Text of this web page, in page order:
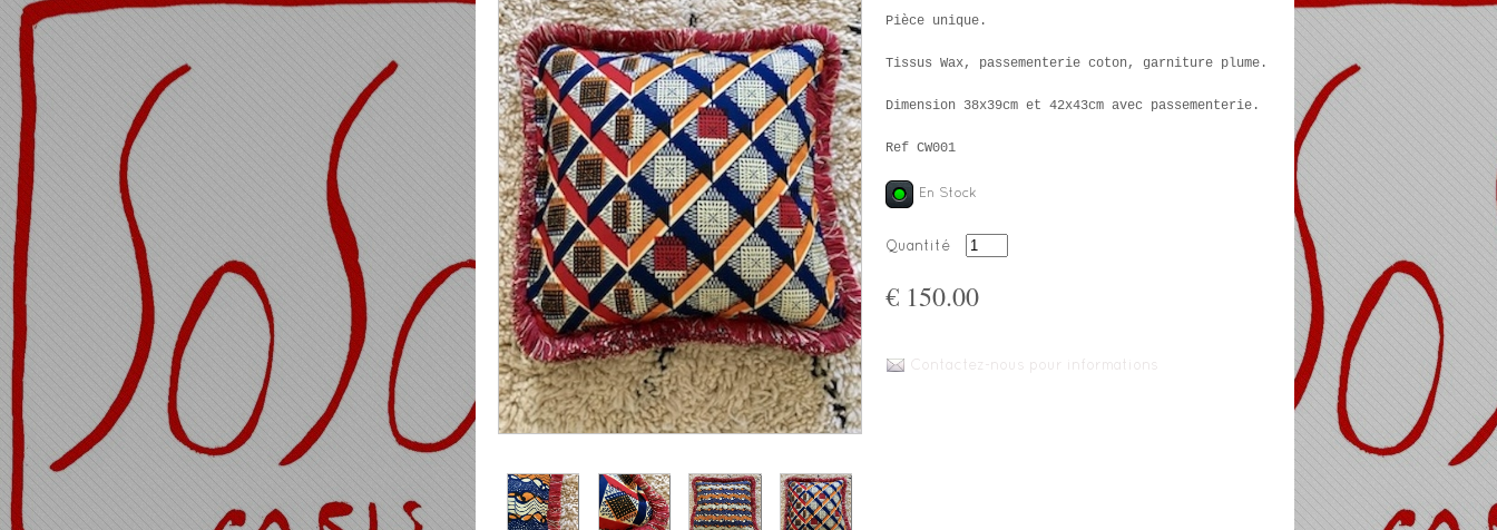
Pièce unique.
Tissus Wax, passementerie coton, garniture plume.
Dimension 38x39cm et 42x43cm avec passementerie.
Ref CW001
En Stock
Quantité
€ 150.00
Contactez-nous pour informations